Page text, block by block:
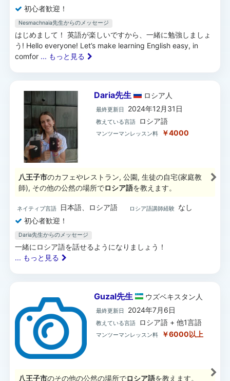
初心者歓迎！
Nesmachnaia先生からのメッセージ
はじめまして！ 英語が楽しいですから、一緒に勉強しましょ
う! Hello everyone! Let’s make learning English easy, in
comfor ... もっと見る
Daria先生 ロシア 人
最終更新日 2024年12月31日
教えている言語 ロシア語
マンツーマンレッスン料 ￥4000
八王子市のカフェやレストラン, 公園, 生徒の自宅(家庭教
師), その他の公然の場所でロシア語を教えます。
ネイティブ言語 日本語、ロシア語 ロシア語講師経験
なし
初心者歓迎！
Daria先生からのメッセージ
一緒にロシア語を話せるようになりましょう！
... もっと見る
Guzal先生 ウズベキスタン 人
最終更新日 2024年7月6日
教えている言語 ロシア語 + 他1言語
マンツーマンレッスン料 ￥6000以上
八王子市のその他の公然の場所でロシア語を教えます。